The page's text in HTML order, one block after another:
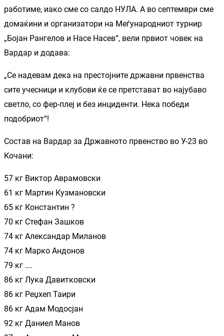
работиме, иако сме со салдо НУЛА. А во септември сме
домаќини и организатори на Меѓународниот турнир
„Бојан Рангелов и Насе Насев“, вели првиот човек на
Вардар и додава:
„Се надевам дека на престојните државни првенства
сите учесници и клубови ќе се претстават во најубаво
светло, со фер-плеј и без инциденти. Нека победи
подобриот“!
Состав на Вардар за Државното првенство во У-23 во
Кочани:
57 кг Виктор Аврамовски
61 кг Мартин Кузмановски
65 кг Константин ?
70 кг Стефан Зашков
74 кг Александар Миланов
74 кг Марко Андонов
79 кг ….
86 кг Лука Давитковски
86 кг Реџхеп Таири
86 кг Адам Модосјан
92 кг Даниел Манов